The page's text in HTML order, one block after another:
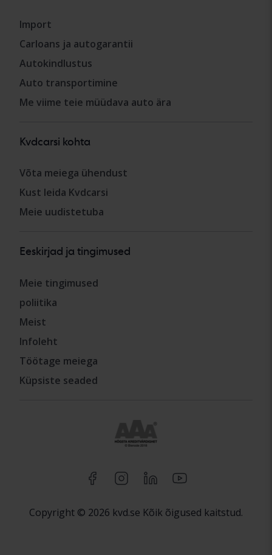
Import
Carloans ja autogarantii
Autokindlustus
Auto transportimine
Me viime teie müüdava auto ära
Kvdcarsi kohta
Võta meiega ühendust
Kust leida Kvdcarsi
Meie uudistetuba
Eeskirjad ja tingimused
Meie tingimused
poliitika
Meist
Infoleht
Töötage meiega
Küpsiste seaded
Copyright © 2026 kvd.se Kõik õigused kaitstud.